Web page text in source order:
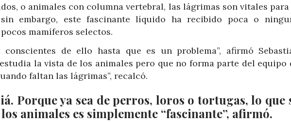
o animales con columna vertebral, las lágrimas son vitales
embargo, este fascinante líquido ha recibido poca o
mamíferos selectos.
conscientes de ello hasta que es un problema”, afirmó
la vista de los animales pero que no forma parte del equipo
faltan las lágrimas”, recalcó.
Porque ya sea de perros, loros o tortugas, lo que
animales es simplemente “fascinante”, afirmó.